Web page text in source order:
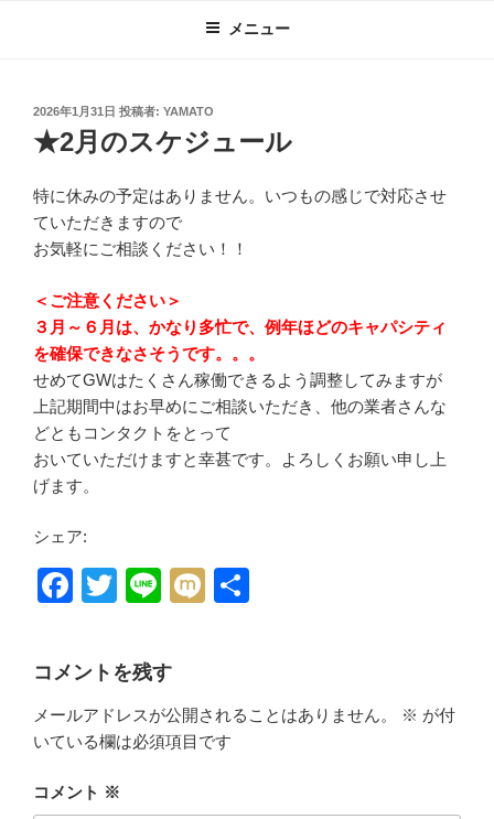
メニュー
投
日:
2026年1月31日 投稿者: YAMATO
★2月のスケジュール
特に休みの予定はありません。いつもの感じで対応させ
ていただきますので
お気軽にご相談ください！！
＜ご注意ください＞
３月～６月は、かなり多忙で、例年ほどのキャパシティ
を確保できなさそうです。。。
せめてGWはたくさん稼働できるよう調整してみますが
上記期間中はお早めにご相談いただき、他の業者さんな
どともコンタクトをとって
おいていただけますと幸甚です。よろしくお願い申し上
げます。
シェア:
F
c
e
b
o
o
T
tt
er
Li
e
M
コメントを残す
メールアドレスが公開されることはありません。 ※ が付
いている欄は必須項目です
コメント ※